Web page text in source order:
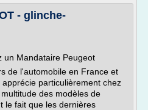
- glinche-
un Mandataire Peugeot
de l'automobile en France et
particulièrement chez
des modèles de
le fait que les dernières